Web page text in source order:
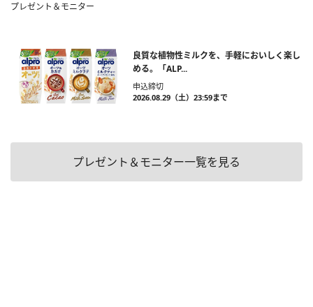
プレゼント＆モニター
良質な植物性ミルクを、手軽においしく楽し
める。「ALP...
申込締切
2026.08.29（土）23:59まで
プレゼント＆モニター一覧を見る